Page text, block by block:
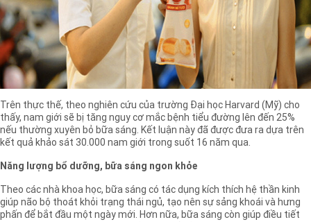
Trên thực thế, theo nghiên cứu của trường Đại học Harvard (Mỹ) cho
thấy, nam giới sẽ bị tăng nguy cơ mắc bệnh tiểu đường lên đến 25%
nếu thường xuyên bỏ bữa sáng. Kết luận này đã được đưa ra dựa trên
kết quả khảo sát 30.000 nam giới trong suốt 16 năm qua.
Năng lượng bổ dưỡng, bữa sáng ngon khỏe
Theo các nhà khoa học, bữa sáng có tác dụng kích thích hệ thần kinh
giúp não bộ thoát khỏi trạng thái ngủ, tạo nên sự sảng khoái và hưng
phấn để bắt đầu một ngày mới. Hơn nữa, bữa sáng còn giúp điều tiết